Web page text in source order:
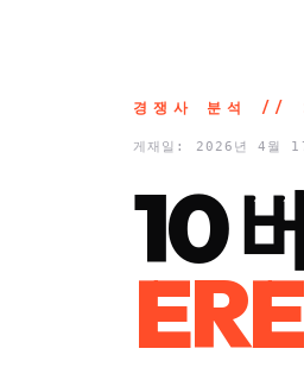
경쟁사 분석 //
게재일: 2026년 4월
10